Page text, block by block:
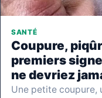
SANTÉ
Coupure,
premiers
ne devriez
Une petite coupure,